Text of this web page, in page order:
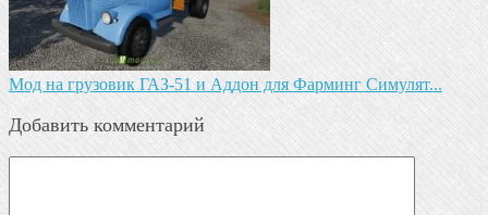
Мод на грузовик ГАЗ-51 и Аддон для Фарминг Симулят...
Добавить комментарий